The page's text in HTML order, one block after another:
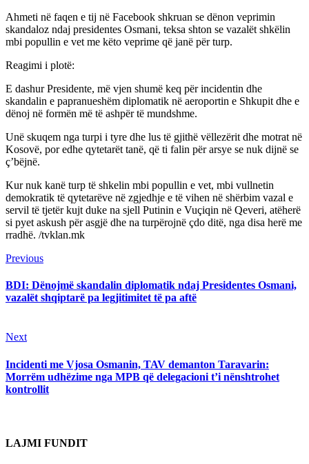
Ahmeti në faqen e tij në Facebook shkruan se dënon veprimin
skandaloz ndaj presidentes Osmani, teksa shton se vazalët shkëlin
mbi popullin e vet me këto veprime që janë për turp.
Reagimi i plotë:
E dashur Presidente, më vjen shumë keq për incidentin dhe
skandalin e papranueshëm diplomatik në aeroportin e Shkupit dhe e
dënoj në formën më të ashpër të mundshme.
Unë skuqem nga turpi i tyre dhe lus të gjithë vëllezërit dhe motrat në
Kosovë, por edhe qytetarët tanë, që ti falin për arsye se nuk dijnë se
ç’bëjnë.
Kur nuk kanë turp të shkelin mbi popullin e vet, mbi vullnetin
demokratik të qytetarëve në zgjedhje e të vihen në shërbim vazal e
servil të tjetër kujt duke na sjell Putinin e Vuçiqin në Qeveri, atëherë
si pyet askush për asgjë dhe na turpërojnë çdo ditë, nga disa herë me
rradhë. /tvklan.mk
Continue
Reading
PreviousPrevious
BDI: Dënojmë skandalin diplomatik ndaj Presidentes Osmani,
vazalët shqiptarë pa legjitimitet të pa aftë
NextNext
Incidenti me Vjosa Osmanin, TAV demanton Taravarin:
Morrëm udhëzime nga MPB që delegacioni t’i nënshtrohet
kontrollit
LAJMI FUNDIT